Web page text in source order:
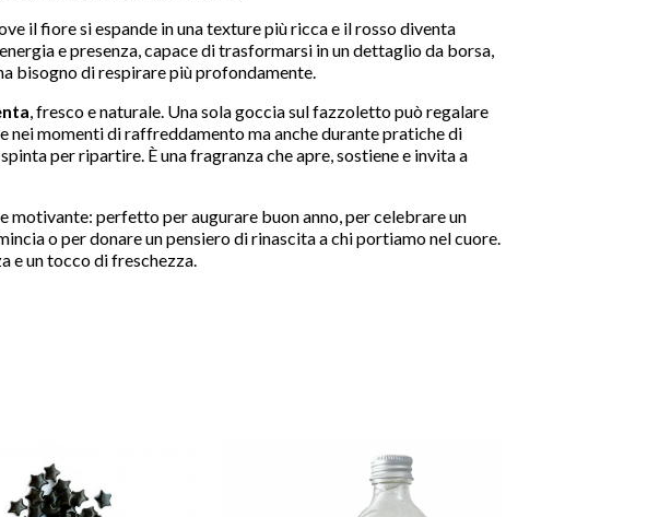
favorite
il fiore si espande in una texture più ricca e il rosso diventa
e presenza, capace di trasformarsi in un dettaglio da borsa,
bisogno di respirare più profondamente.
, fresco e naturale. Una sola goccia sul fazzoletto può regalare
nei momenti di raffreddamento ma anche durante pratiche di
per ripartire. È una fragranza che apre, sostiene e invita a
motivante: perfetto per augurare buon anno, per celebrare un
o per donare un pensiero di rinascita a chi portiamo nel cuore.
e un tocco di freschezza.